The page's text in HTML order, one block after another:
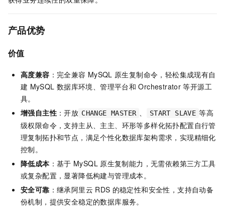
产品优势
价值
高度兼容 ：完全兼容 MySQL 原生复制命令，轻松集成现有自
建 MySQL 数据库环境、管理平台和 Orchestrator 等开源工
具。
增强自主性 ：开放 CHANGE MASTER START SLAVE 等高
级权限命令，支持主从、主主、环形等多样化拓扑配置自行管
理复制拓扑和节点，满足个性化数据库架构需求，实现精细化
控制。
降低成本 ：基于 MySQL 原生复制能力，无需依赖第三方工具
或复杂配置，显著降低构建与管理成本。
安全可靠 ：继承阿里云 RDS 的稳定性和安全性，支持自动备
份机制，提供安全稳定的数据库服务。